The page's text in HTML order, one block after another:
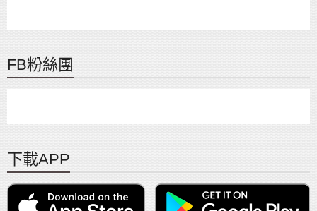
FB粉絲團
下載APP